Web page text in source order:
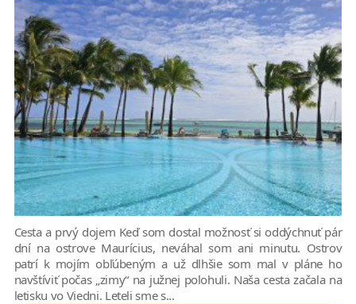
Cesta a prvý dojem Keď som dostal možnosť si oddýchnuť pár
dní na ostrove Maurícius, neváhal som ani minutu. Ostrov
patrí k mojím obľúbeným a už dlhšie som mal v pláne ho
navštíviť počas „zimy“ na južnej polohuli. Naša cesta začala na
letisku vo Viedni. Leteli sme s...